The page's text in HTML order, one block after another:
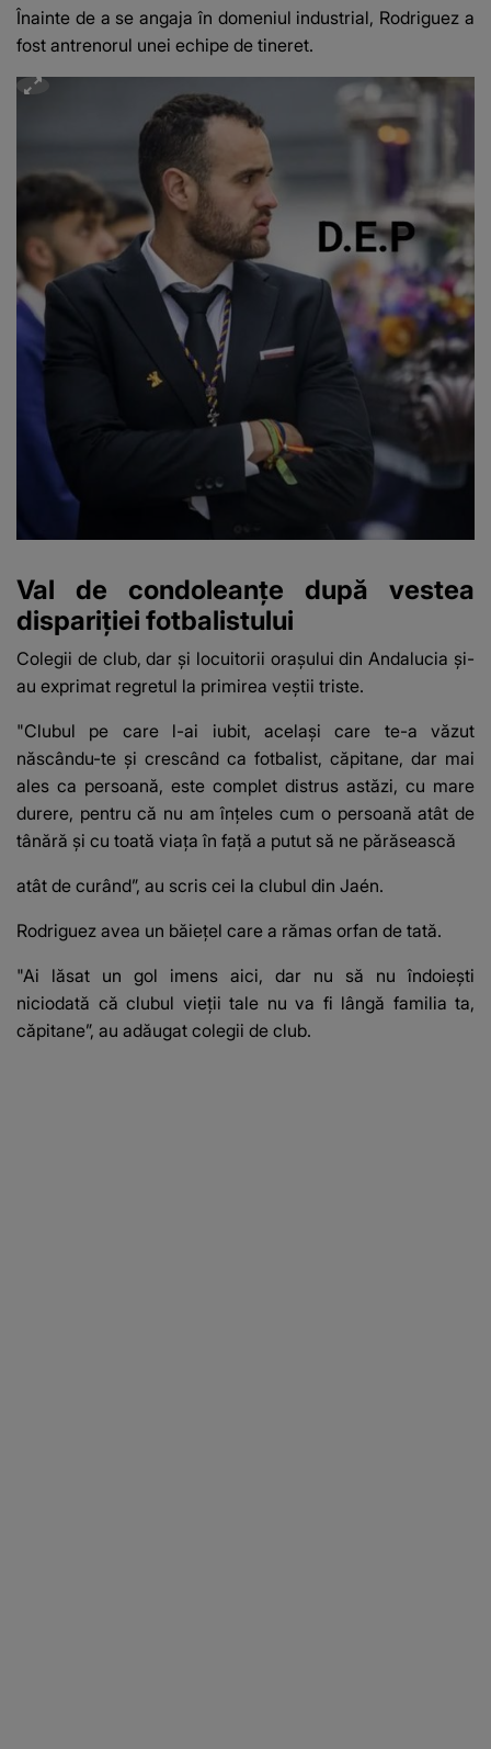
Înainte de a se angaja în domeniul industrial, Rodriguez a
fost antrenorul unei echipe de tineret.
Val de condoleanțe după vestea
dispariției fotbalistului
Colegii de club, dar și locuitorii orașului din Andalucia și-
au exprimat regretul la primirea veștii triste.
"Clubul pe care l-ai iubit, același care te-a văzut
născându-te și crescând ca fotbalist, căpitane, dar mai
ales ca persoană, este complet distrus astăzi, cu mare
durere, pentru că nu am înțeles cum o persoană atât de
tânără și cu toată viața în față a putut să ne părăsească
atât de curând”, au scris cei la clubul din Jaén.
Rodriguez avea un băiețel care a rămas orfan de tată.
"Ai lăsat un gol imens aici, dar nu să nu îndoiești
niciodată că clubul vieții tale nu va fi lângă familia ta,
căpitane”, au adăugat colegii de club.